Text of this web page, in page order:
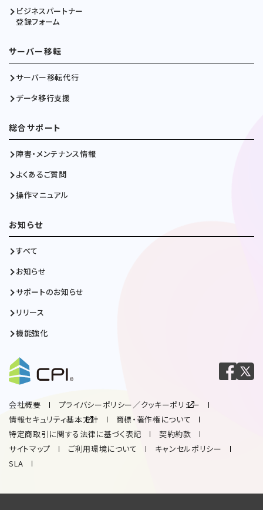
ビジネスパートナー
登録フォーム
サーバー移転
サーバー移転代行
データ移行支援
総合サポート
障害・メンテナンス情報
よくあるご質問
操作マニュアル
お知らせ
すべて
お知らせ
サポートのお知らせ
リリース
機能強化
会社概要
プライバシーポリシー／クッキーポリシー
情報セキュリティ基本方針
商標・著作権について
特定商取引に関する法律に基づく表記
契約約款
サイトマップ
ご利用環境について
キャンセルポリシー
SLA